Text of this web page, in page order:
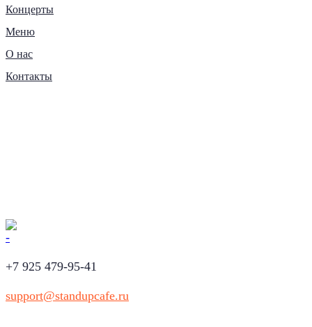
Концерты
Меню
О нас
Контакты
+7 925 479-95-41
support@standupcafe.ru